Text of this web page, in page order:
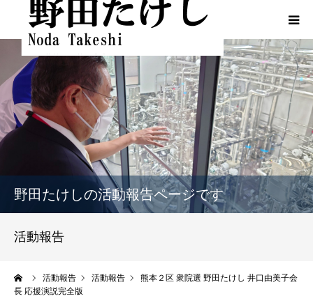
野田たけしの活動報告ページです
活動報告
活動報告 活動報告
熊本２区 衆院選 野田たけし 井口由美子会
長 応援演説完全版
HOME
プロフィール
ふるさとでの実績
政策
動画一覧